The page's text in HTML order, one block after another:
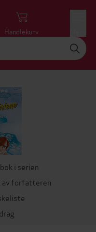
Handlekurv
i serien
av forfatteren